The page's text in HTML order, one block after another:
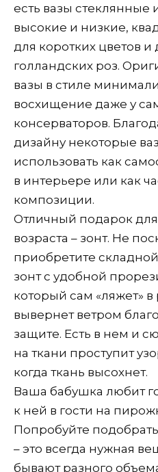
есть вазы стеклянные
высокие и низкие,
для коротких цветов
голландских роз.
вазы в стиле
восхищение даже у
консерваторов.
дизайну некоторые
использовать как
в интерьере или как
композиции.
Отличный подарок
возраста – зонт. Не
приобретите
зонт с удобной
который сам «ляжет» в
вывернет ветром
защите. Есть в нем и
на ткани проступит
когда ткань высохнет.
Ваша бабушка любит
к ней в гости на
Попробуйте
– это всегда нужная
бывают разного